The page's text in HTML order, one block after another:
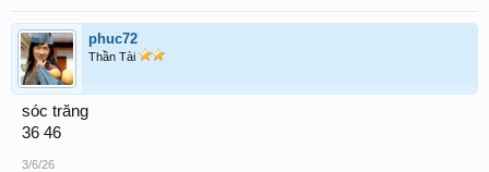
phuc72
Thần Tài
sóc trăng
36 46
3/6/26